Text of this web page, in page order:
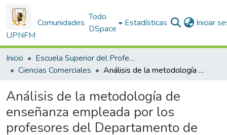
UPNFM
Comunidades
Todo
DSpace
Estadísticas Iniciar
Inicio
Escuela Superior del Profesorado
Ciencias Comerciales
Análisis de la metodología de enseñanza empleada por los profesores del Departamento de Educación Comercial
Análisis de la metodología de
enseñanza empleada por los
profesores del Departamento de